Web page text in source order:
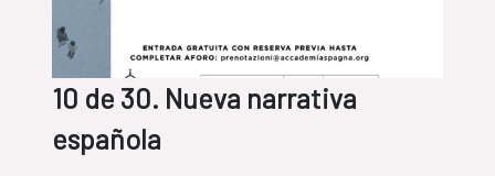
10 de 30. Nueva narrativa
española